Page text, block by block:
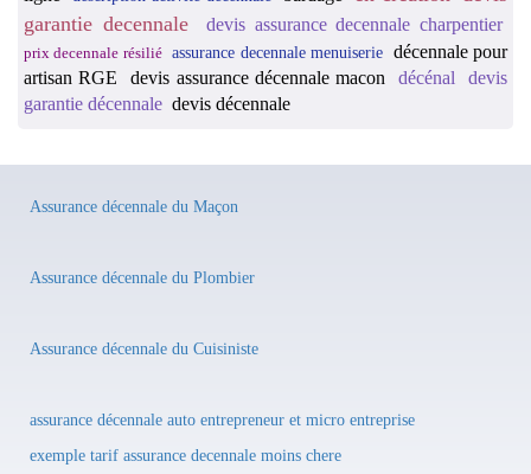
garantie decennale
devis assurance decennale charpentier
prix decennale résilié assurance decennale menuiserie décennale pour
artisan RGE
devis assurance décennale macon décénal
devis
garantie décennale devis décennale
Assurance décennale du Maçon
Assurance décennale du Plombier
Assurance décennale du Cuisiniste
assurance décennale auto entrepreneur et micro entreprise
exemple tarif assurance decennale moins chere